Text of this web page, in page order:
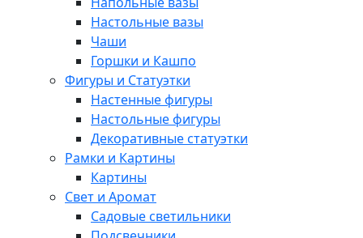
Настольные вазы
Чаши
Горшки и Кашпо
Фигуры и Статуэтки
Настенные фигуры
Настольные фигуры
Декоративные статуэтки
Рамки и Картины
Картины
Свет и Аромат
Садовые светильники